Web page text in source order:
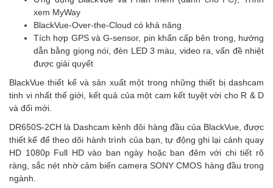
xem MyWay
BlackVue-Over-the-Cloud có khả năng
Tích hợp GPS và G-sensor, pin khẩn cấp bên trong, hướng
dẫn bằng giọng nói, đèn LED 3 màu, video ra, vấn đề nhiệt
được giải quyết
BlackVue thiết kế và sản xuất một trong những thiết bị dashcam
tinh vi nhất thế giới, kết quả của một cam kết tuyệt vời cho R & D
và đổi mới.
DR650S-2CH là Dashcam kênh đôi hàng đầu của BlackVue, được
thiết kế để theo dõi hành trình của bạn, tự động ghi lại cảnh quay
HD 1080p Full HD vào ban ngày hoặc ban đêm với chi tiết rõ
ràng, sắc nét nhờ cảm biến camera SONY CMOS hàng đầu trong
ngành.